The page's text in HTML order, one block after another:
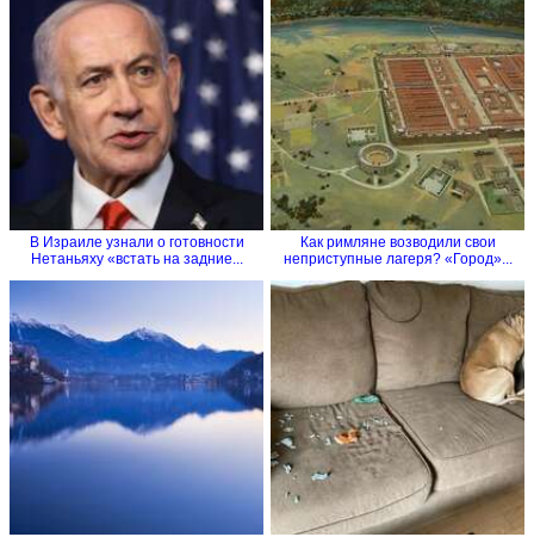
В Израиле узнали о готовности
Нетаньяху «встать на задние...
Как римляне возводили свои
неприступные лагеря? «Город»...